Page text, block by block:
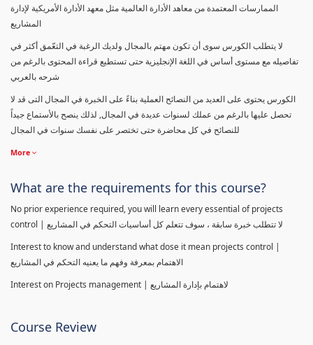
الممارسات المعتمدة من معاهد الأدارة العالمية مثل معهد الأدارة الأمريكية لإدارة
المشاريع
لا يتطلب الكورس سوى أن تكون مهتم بالمجال ولديك الرغبة في التعّمق أكثر في
تفاصيله مع مستوى أساس في اللغة الإنجليزية حتى تستطيع قراءة المحتوى بالرغم من
شرحه بالعربي
الكورس يحتوى على العديد من النصائح العملية بناءً على الخبرة في المجال التى قد لا
تحصل عليها بالرغم من عملك لسنوات عديدة في المجال, لذلك ينصح بالأستماع جيداً
للنصائح في كل محاضرة حتى تختصر على نفسك سنوات في المجال
More
What are the requirements for this course?
No prior experience required, you will learn every essential of projects
control | لا تتطلب خبرة سابقة ، سوف تتعلم كل أساسيات التحكم في المشاريع
Interest to know and understand what dose it mean projects control |
الاهتمام بمعرفة وفهم ما يعنيه التحكم في المشاريع
Interest on Projects management | لاهتمام بإدارة المشاريع
Course Review